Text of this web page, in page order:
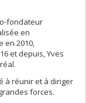
fondateur
en
en 2010,
et depuis, Yves
à réunir et à diriger
forces.